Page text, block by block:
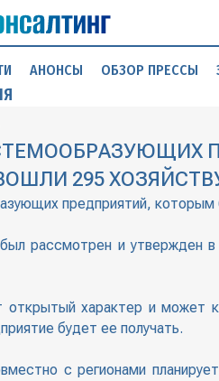
АНОНСЫ ОБЗОР ПРЕССЫ
295
предприятий,
рассмотрен и утвержден
характер и может
будет ее получать.
с регионами